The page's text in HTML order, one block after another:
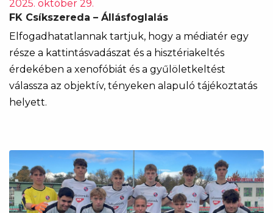
2025. október 29.
FK Csíkszereda – Állásfoglalás
Elfogadhatatlannak tartjuk, hogy a médiatér egy
része a kattintásvadászat és a hisztériakeltés
érdekében a xenofóbiát és a gyűlöletkeltést
válassza az objektív, tényeken alapuló tájékoztatás
helyett.